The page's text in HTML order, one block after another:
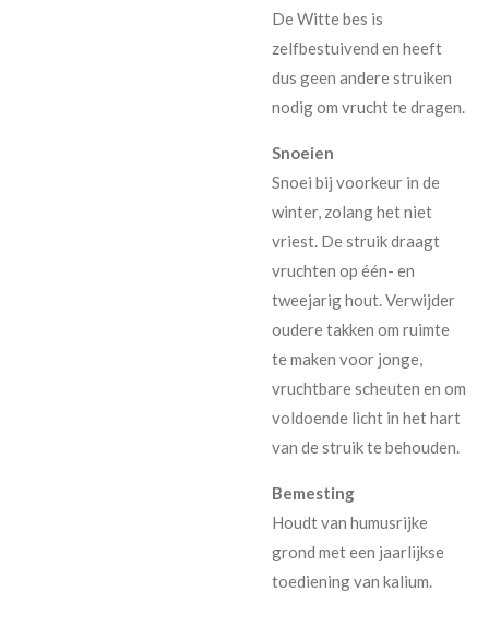
De Witte bes is
zelfbestuivend en heeft
dus geen andere struiken
nodig om vrucht te dragen.
Snoeien
Snoei bij voorkeur in de
winter, zolang het niet
vriest. De struik draagt
vruchten op één- en
tweejarig hout. Verwijder
oudere takken om ruimte
te maken voor jonge,
vruchtbare scheuten en om
voldoende licht in het hart
van de struik te behouden.
Bemesting
Houdt van humusrijke
grond met een jaarlijkse
toediening van kalium.